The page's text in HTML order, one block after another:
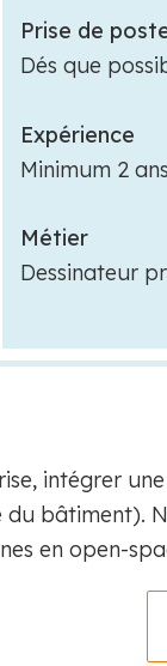
Prise de
Dés que
Expérience
Minimum 2 ans
Métier
Dessinateur
intégrer
du
en open-